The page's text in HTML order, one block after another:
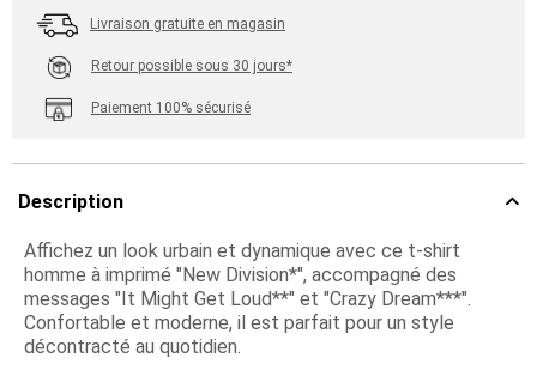
Livraison gratuite en magasin
Retour possible sous 30 jours*
Paiement 100% sécurisé
Description
Affichez un look urbain et dynamique avec ce t-shirt
homme à imprimé "New Division*", accompagné des
messages "It Might Get Loud**" et "Crazy Dream***".
Confortable et moderne, il est parfait pour un style
décontracté au quotidien.